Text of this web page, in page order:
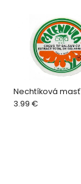
Nechtíková
3.99 €